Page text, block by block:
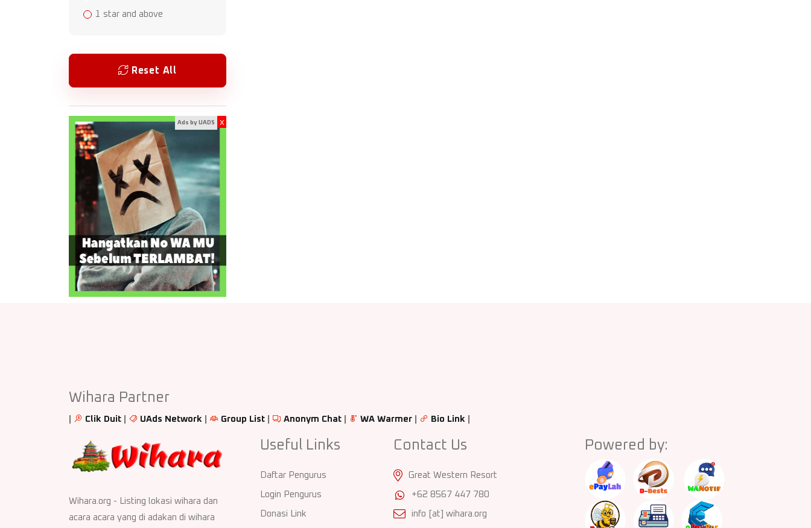
1 star and above
Reset All
Ads by UADS x
Wihara Partner
Clik Duit UAds Network Group List Anonym Chat WA Warmer Bio Link
Wihara.org - Listing lokasi wihara dan
acara acara yang di adakan di wihara
Useful Links
Daftar Pengurus
Login Pengurus
Donasi Link
Contact Us
Great Western Resort
+62 8567 447 780
info [at] wihara.org
Powered by: